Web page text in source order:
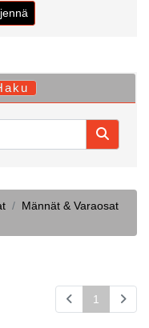
Männät & Varaosat
1